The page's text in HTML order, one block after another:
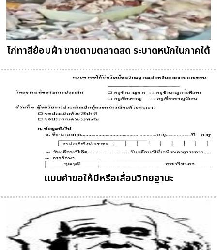
ไก่ทาสีย้อมผ้า ขายตามตลาดสด ระบาดหนักในภาคใต้
แบบคำขอให้มีหรือเลื่อนวิทยฐานะ